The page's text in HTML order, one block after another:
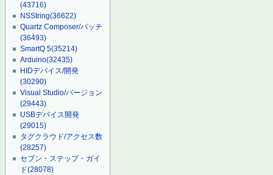
(43716)
NSString(36622)
Quartz Composer/パッチ
(36493)
SmartQ 5(35214)
Arduino(32435)
HIDデバイス/開発
(30290)
Visual Studio/バージョン
(29443)
USBデバイス開発
(29015)
タグクラウド/アクセス数
(28257)
セブン・ステップ・ガイ
ド(28078)